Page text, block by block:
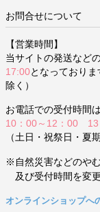
お問合せについて
【営業時間】
当サイトの発送など
17:00となっており
除く）
お電話での受付時間
10：00～12：00 13
（土日・祝祭日・夏
※自然災害などのや
及び受付時間を変
オンラインショップへ